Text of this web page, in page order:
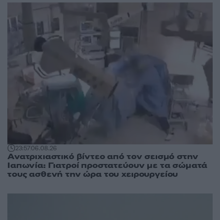
23:5706.08.26
Ανατριχιαστικό βίντεο από τον σεισμό στην
Ιαπωνία: Γιατροί προστατεύουν με τα σώματά
τους ασθενή την ώρα του χειρουργείου